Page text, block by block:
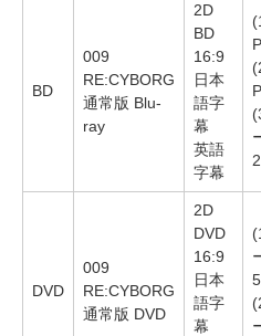
BD
009
RE:CYBORG
通常版 Blu-
ray
2D
BD
16:9
日本
語字
幕
英語
字幕
DVD
009
RE:CYBORG
通常版 DVD
2D
DVD
16:9
日本
語字
幕